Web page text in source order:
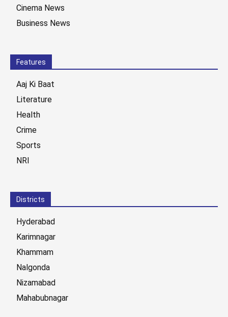
Cinema News
Business News
Features
Aaj Ki Baat
Literature
Health
Crime
Sports
NRI
Districts
Hyderabad
Karimnagar
Khammam
Nalgonda
Nizamabad
Mahabubnagar